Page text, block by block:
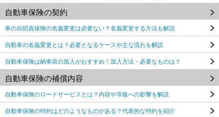
自動車保険の契約
車の自賠責保険の名義変更は必要ない？名義変更する方法も解説
自動車の名義変更とは？必要となるケースや主な流れを解説
自動車保険は納車前の加入がおすすめ！加入方法・必要なものは？
自動車保険の補償内容
自動車保険のロードサービスとは？内容や等級への影響を解説
自動車保険の特約はどのようなものがある？代表的な特約を紹介